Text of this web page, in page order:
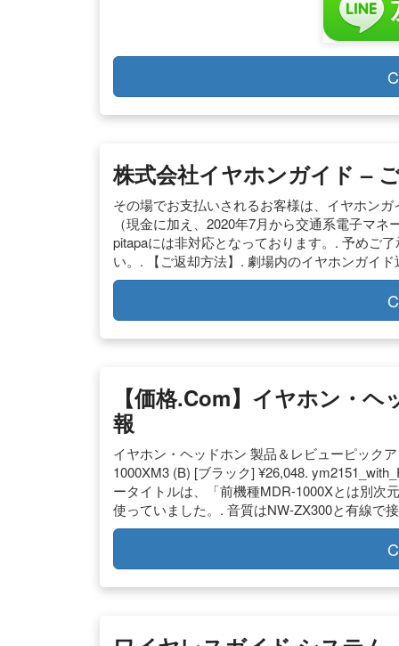
株式会社イヤホンガイド –
その場でお支払いされるお客様は、イヤホン
（現金に加え、2020年7月から交通系電子マ
pitapaには非対応となっております。. 予めご
い。. 【ご返却方法】. 劇場内のイヤホンガイ
【価格.com】イヤホン・
報
イヤホン・ヘッドホン 製品＆レビューピック
1000XM3 (B) [ブラック] ¥26,048.
ータイトルは、「前機種MDR-1000Xとは別次
使っていました。. 音質はNW-ZX300と有線で